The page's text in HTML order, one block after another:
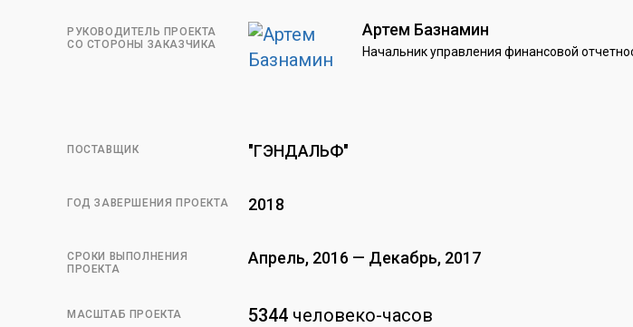
РУКОВОДИТЕЛЬ ПРОЕКТА
СО СТОРОНЫ ЗАКАЗЧИКА
Артем Базнамин
Начальник управления финансовой
ПОСТАВЩИК "ГЭНДАЛЬФ"
ГОД ЗАВЕРШЕНИЯ ПРОЕКТА 2018
СРОКИ ВЫПОЛНЕНИЯ
ПРОЕКТА
Апрель, 2016 — Декабрь, 2017
МАСШТАБ ПРОЕКТА 5344 человеко-часов